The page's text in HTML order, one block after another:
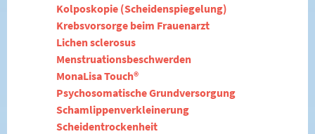
Kolposkopie (Scheidenspiegelung)
Krebsvorsorge beim Frauenarzt
Lichen sclerosus
Menstruationsbeschwerden
MonaLisa Touch®
Psychosomatische Grundversorgung
Schamlippenverkleinerung
Scheidentrockenheit